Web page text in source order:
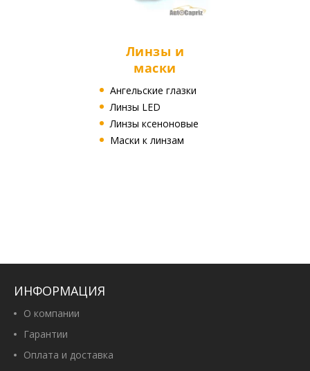
Линзы и
маски
Ангельские глазки
Линзы LED
Линзы ксеноновые
Маски к линзам
ИНФОРМАЦИЯ
О компании
Гарантии
Оплата и доставка